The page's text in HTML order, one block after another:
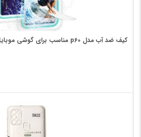
کیف ضد آب مدل p60 مناسب برای گوشی موبایل تا سایز 7.2 اینچ